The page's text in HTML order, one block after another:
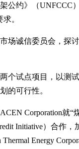
公约》（UNFCCC
求。
场诚信委员会，探
个试点项目，以测
的可行性。
Corporation就“
Initiative）合作
Energy